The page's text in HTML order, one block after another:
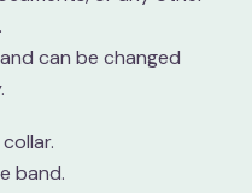
can be changed
band.